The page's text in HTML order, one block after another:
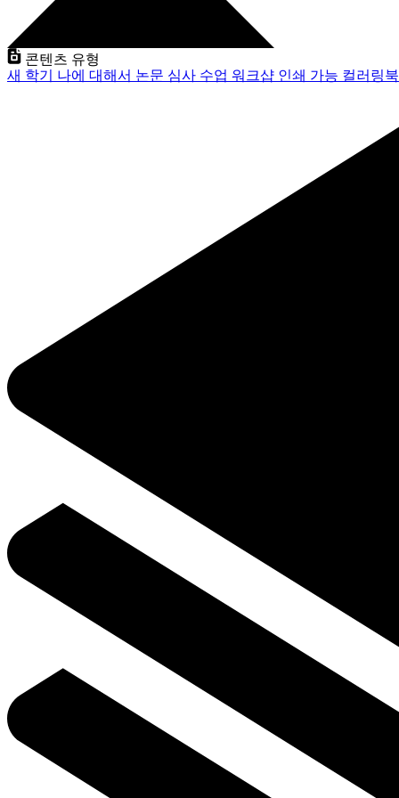
콘텐츠 유형
새 학기 나에 대해서 논문 심사 수업 워크샵 인쇄 가능 컬러링북